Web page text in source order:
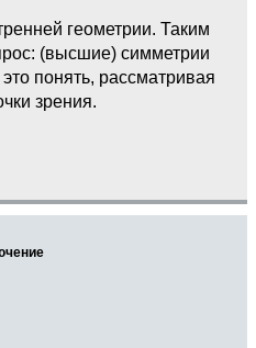
геометрии. Таким
(высшие) симметрии
понять, рассматривая
зрения.